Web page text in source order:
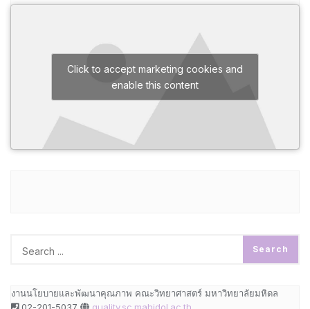
Click to accept marketing cookies and
enable this content
งานนโยบายและพัฒนาคุณภาพ คณะวิทยาศาสตร์ มหาวิทยาลัยมหิดล